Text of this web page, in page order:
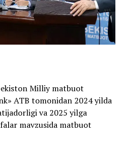
Milliy matbuot
ATB tomonidan 2024 yilda
va 2025 yilga
mavzusida matbuot